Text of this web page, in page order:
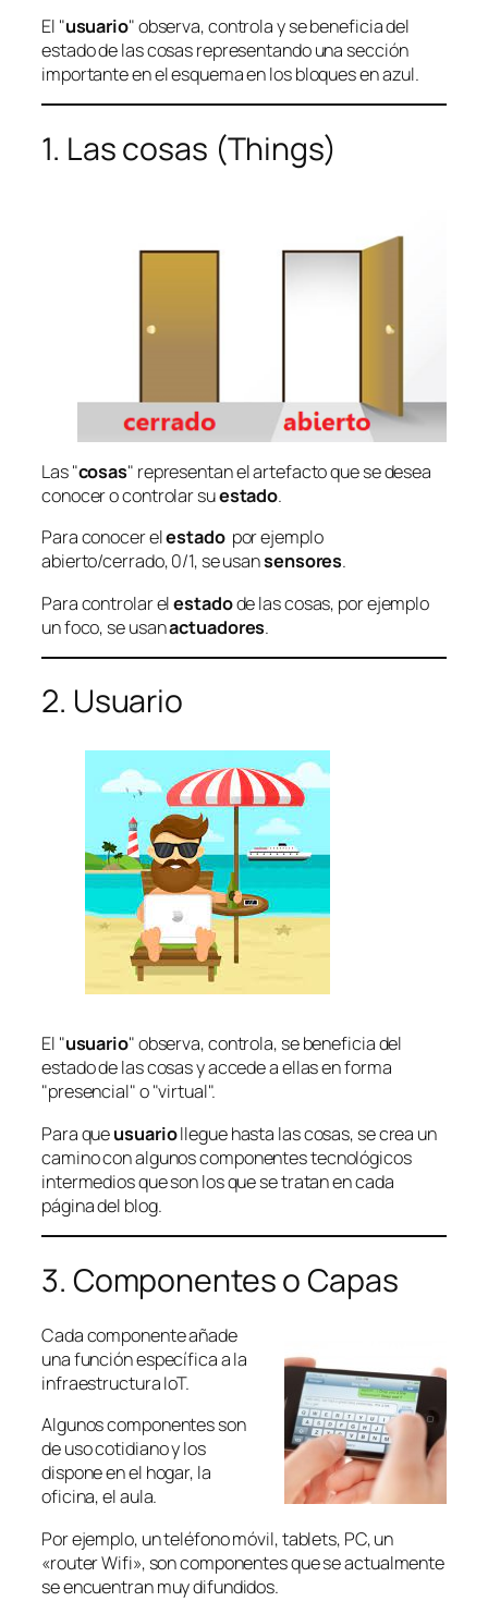
El "usuario" observa, controla y se beneficia del
estado de las cosas representando una sección
importante en el esquema en los bloques en azul.
1. Las cosas (Things)
Las "cosas" representan el artefacto que se desea
conocer o controlar suestado.
Para conocer elestadopor ejemplo
abierto/cerrado, 0/1, se usansensores.
Para controlar elestadode las cosas, por ejemplo
un foco, se usanactuadores.
2. Usuario
El "usuario" observa, controla, se beneficia del
estado de las cosas y accede a ellas en forma
"presencial" o "virtual".
Para queusuariollegue hasta las cosas, se crea un
camino con algunoscomponentestecnológicos
intermedios que son los que se tratan en cada
página del blog.
3. Componentes o Capas
Cadacomponenteañade
una función específica a la
infraestructura IoT.
Algunos componentes son
de uso cotidiano y los
dispone en el hogar, la
oficina, el aula.
Por ejemplo, un teléfono móvil, tablets, PC, un
«router Wifi», son componentes que se actualmente
se encuentran muy difundidos.